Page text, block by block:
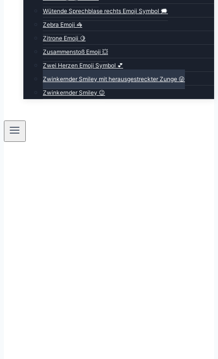
Wütende Sprechblase rechts Emoji Symbol 🗯️
Zebra Emoji 🦓
Zitrone Emoji 🍋
Zusammenstoß Emoji 💥
Zwei Herzen Emoji Symbol 💕
Zwinkernder Smiley mit herausgestreckter Zunge 😜
Zwinkernder Smiley 😉